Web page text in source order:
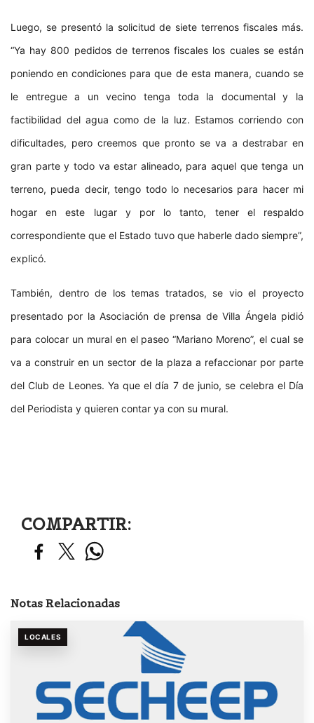
Luego, se presentó la solicitud de siete terrenos fiscales más.
“Ya hay 800 pedidos de terrenos fiscales los cuales se están
poniendo en condiciones para que de esta manera, cuando se
le entregue a un vecino tenga toda la documental y la
factibilidad del agua como de la luz. Estamos corriendo con
dificultades, pero creemos que pronto se va a destrabar en
gran parte y todo va estar alineado, para aquel que tenga un
terreno, pueda decir, tengo todo lo necesarios para hacer mi
hogar en este lugar y por lo tanto, tener el respaldo
correspondiente que el Estado tuvo que haberle dado siempre”,
explicó.
También, dentro de los temas tratados, se vio el proyecto
presentado por la Asociación de prensa de Villa Ángela pidió
para colocar un mural en el paseo “Mariano Moreno”, el cual se
va a construir en un sector de la plaza a refaccionar por parte
del Club de Leones. Ya que el día 7 de junio, se celebra el Día
del Periodista y quieren contar ya con su mural.
COMPARTIR:
Notas Relacionadas
LOCALES